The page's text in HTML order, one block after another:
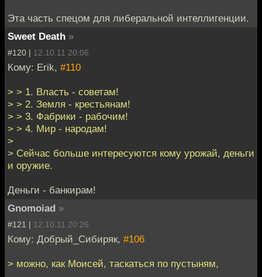
Эта часть спецом для либеральной интеллигенции.
Sweet Death »
#120 | 12.10.11 20:06
Кому: Erik, #110
> > 1. Власть - советам!
> > 2. Земля - крестьянам!
> > 3. Фабрики - рабочим!
> > 4. Мир - народам!
>
> Сейчас больше интересуются кому урожай, деньги
и оружие.
Деньги - банкирам!
Gnomoiad »
#121 | 12.10.11 20:26
Кому: Добрый_Сибиряк, #106
> можно, как Моисей, таскаться по пустыням,